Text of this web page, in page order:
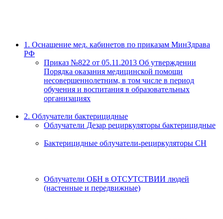
1. Оснащение мед. кабинетов по приказам МинЗдрава
РФ
Приказ №822 от 05.11.2013 Об утверждении
Порядка оказания медицинской помощи
несовершеннолетним, в том числе в период
обучения и воспитания в образовательных
организациях
2. Облучатели бактерицидные
Облучатели Дезар рециркуляторы бактерицидные
Бактерицидные облучатели-рециркуляторы СН
Облучатели ОБН в ОТСУТСТВИИ людей
(настенные и передвижные)